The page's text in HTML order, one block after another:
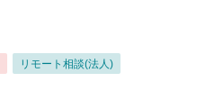
リモート相談(法人)